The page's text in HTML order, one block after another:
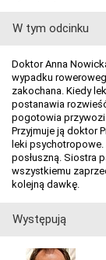
W tym odcinku
Doktor Anna
wypadku
zakochana. Kiedy
postanawia
pogotowia przywozi
Przyjmuje ją doktor
leki
posłuszną. Siostra
wszystkiemu
kolejną dawkę.
Występują